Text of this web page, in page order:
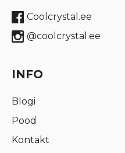
Coolcrystal.ee
@coolcrystal.ee
INFO
Blogi
Pood
Kontakt